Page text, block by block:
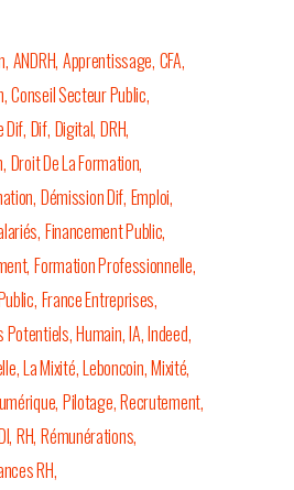
ANDRH Apprentissage CFA
Conseil Secteur Public
Dif Dif Digital DRH
Droit De La Formation
Démission Dif Emploi
Financement Public
Formation Professionnelle
France Entreprises
Potentiels Humain IA Indeed
La Mixité Leboncoin Mixité
Pilotage Recrutement
RH Rémunérations
RH